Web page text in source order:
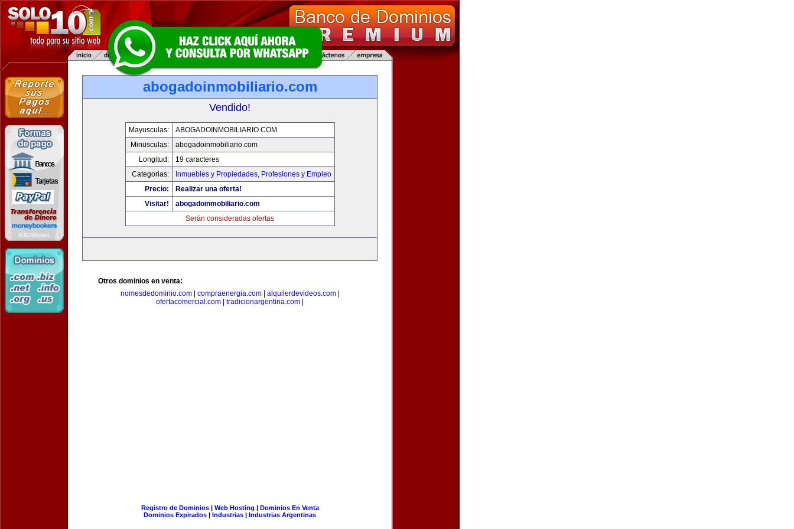
abogadoinmobiliario.com
Vendido!
Mayusculas:
ABOGADOINMOBILIARIO.COM
Minusculas:
abogadoinmobiliario.com
Longitud:
19 caracteres
Categorias:
Inmuebles y Propiedades, Profesiones y Empleo
Precio:
Realizar una oferta!
Visitar!
abogadoinmobiliario.com
Serán consideradas ofertas
Otros dominios en venta:
nomesdedominio.com| compraenergia.com| alquilerdevideos.com|
ofertacomercial.com
tradicionargentina.com
Registro de Dominios| Web Hosting | Dominios En Venta
Dominios Expirados | Industrias | Industrias Argentinas